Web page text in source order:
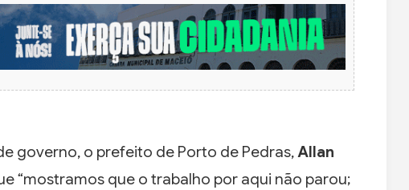
governo, o prefeito de Porto de Pedras,Allan
“mostramos que o trabalho por aqui não parou;